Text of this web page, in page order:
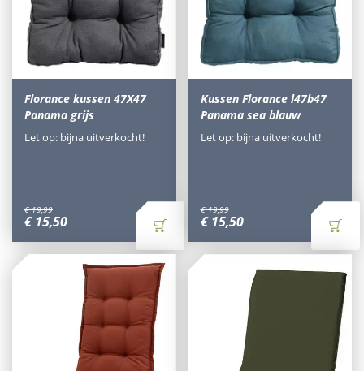
Florance kussen 47X47
Panama grijs
€ 19,99
€ 15,50
Let op: bijna uitverkocht!
Kussen Florance l47b47
Panama sea blauw
€ 19,99
€ 15,50
Let op: bijna uitverkocht!